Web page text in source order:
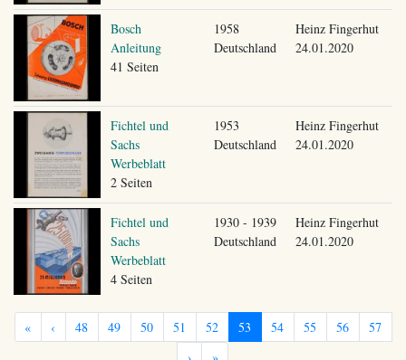
Bosch
Anleitung
41 Seiten
1958
Deutschland
Heinz Fingerhut
24.01.2020
Fichtel und
Sachs
Werbeblatt
2 Seiten
1953
Deutschland
Heinz Fingerhut
24.01.2020
Fichtel und
Sachs
Werbeblatt
4 Seiten
1930 - 1939
Deutschland
Heinz Fingerhut
24.01.2020
« ‹ 48 49 50 51 52 53 54 55 56
57
›
»